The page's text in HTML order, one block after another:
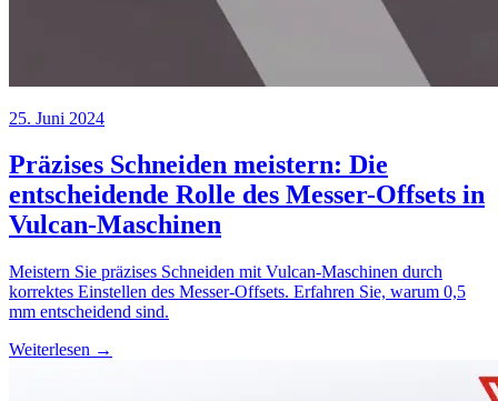
25. Juni 2024
Präzises Schneiden meistern: Die
entscheidende Rolle des Messer-Offsets in
Vulcan-Maschinen
Meistern Sie präzises Schneiden mit Vulcan-Maschinen durch
korrektes Einstellen des Messer-Offsets. Erfahren Sie, warum 0,5
mm entscheidend sind.
Weiterlesen →